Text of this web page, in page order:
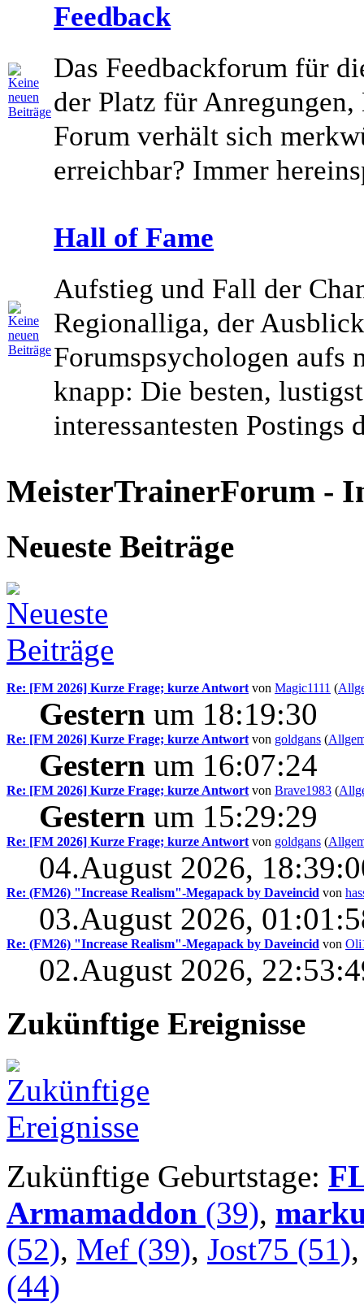
Feedback
Das Feedbackforum für
der Platz für
Forum verhält sich
erreichbar? Immer
Hall of Fame
Aufstieg und Fall der
Regionalliga, der
Forumspsychologen aufs
knapp: Die besten,
interessantesten Postings
MeisterTrainerForum -
Neueste Beiträge
Re: [FM 2026] Kurze Frage; kurze Antwort von Magic1111 (
Gestern um 18:19:30
Re: [FM 2026] Kurze Frage; kurze Antwort von goldgans (
Gestern um 16:07:24
Re: [FM 2026] Kurze Frage; kurze Antwort von Brave1983 (
Gestern um 15:29:29
Re: [FM 2026] Kurze Frage; kurze Antwort von goldgans (
04.August 2026,
Re: (FM26) "Increase Realism"-Megapack by Daveincid von
03.August 2026,
Re: (FM26) "Increase Realism"-Megapack by Daveincid von
02.August 2026,
Zukünftige Ereignisse
Zukünftige Geburtstage:
Armamaddon (39),
(52), Mef (39), Jost75 (51)
(44)